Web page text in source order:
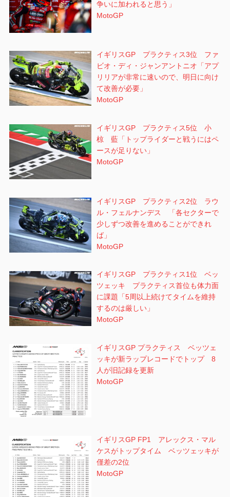
争いに加われると思う」
MotoGP
イギリスGP プラクティス3位 ファ
ビオ・ディ・ジャンアントニオ「アプ
リリアが非常に速いので、明日に向け
て改善が必要」
MotoGP
イギリスGP プラクティス5位 小
椋 藍「トップライダーと戦うにはペ
ースが足りない」
MotoGP
イギリスGP プラクティス2位 ラウ
ル・フェルナンデス 「各セクターで
少しずつ改善を進めることができれ
ば」
MotoGP
イギリスGP プラクティス1位 ベッ
ツェッキ プラクティス首位も体力面
に課題「5周以上続けてタイムを維持
するのは厳しい」
MotoGP
イギリスGP プラクティス ベッツェ
ッキが新ラップレコードでトップ 8
人が旧記録を更新
MotoGP
イギリスGP FP1 アレックス・マル
ケスがトップタイム ベッツェッキが
僅差の2位
MotoGP